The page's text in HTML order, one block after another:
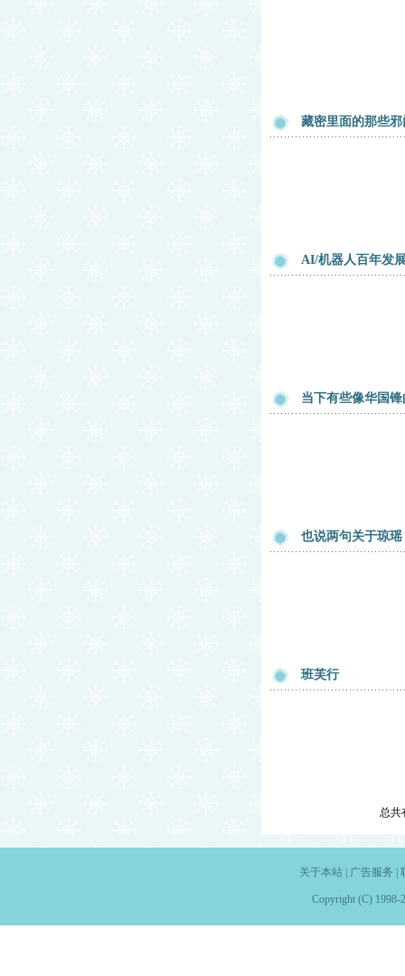
藏密里面的那些
AI/机器人百年发
当下有些像华国
也说两句关于琼瑶
班芙行
总共
关于本站| 广告服务
Copyright (C) 1998-